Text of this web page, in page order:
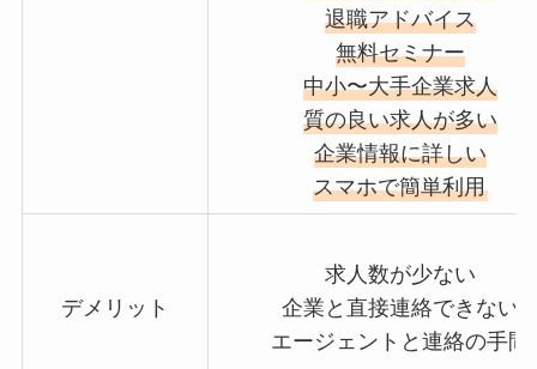
退職アドバイス
無料セミナー
中小〜大手企業求人
質の良い求人が多い
企業情報に詳しい
スマホで簡単利用
デメリット
求人数が少ない
企業と直接連絡できない
エージェントと連絡の手間